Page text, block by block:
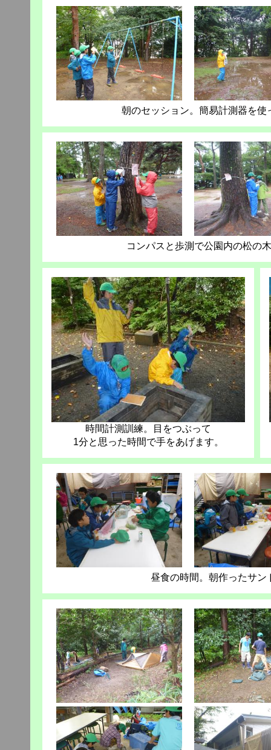
朝のセッション。簡易計測器を
コンパスと歩測で公園内の松の
時間計測訓練。目をつぶって
1分と思った時間で手をあげます。
昼食の時間。朝作ったサン